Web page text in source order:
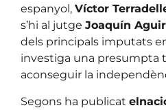
espanyol, Víctor
s’hi al jutge Joaquín
dels principals imputats
investiga una presumpta
aconseguir la
Segons ha publicat